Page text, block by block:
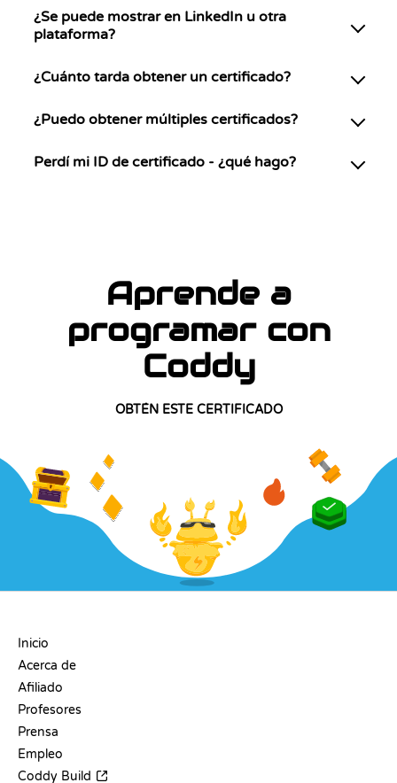
¿Se puede mostrar en LinkedIn u otra
plataforma?
¿Cuánto tarda obtener un certificado?
¿Puedo obtener múltiples certificados?
Perdí mi ID de certificado - ¿qué hago?
Aprende a
programar con
Coddy
OBTÉN ESTE CERTIFICADO
Inicio
Acerca de
Afiliado
Profesores
Prensa
Empleo
Coddy Build